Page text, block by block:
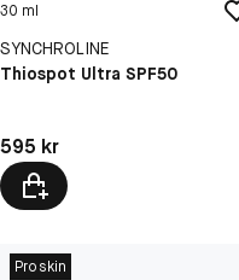
30 ml
SYNCHROLINE
Thiospot Ultra SPF50
Pris: 595 kr
595 kr
Proskin